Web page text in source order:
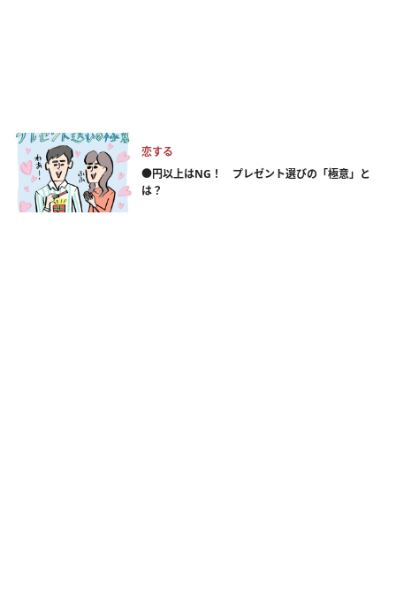
恋する
●円以上はNG！ プレゼント選びの「極意」と
は？